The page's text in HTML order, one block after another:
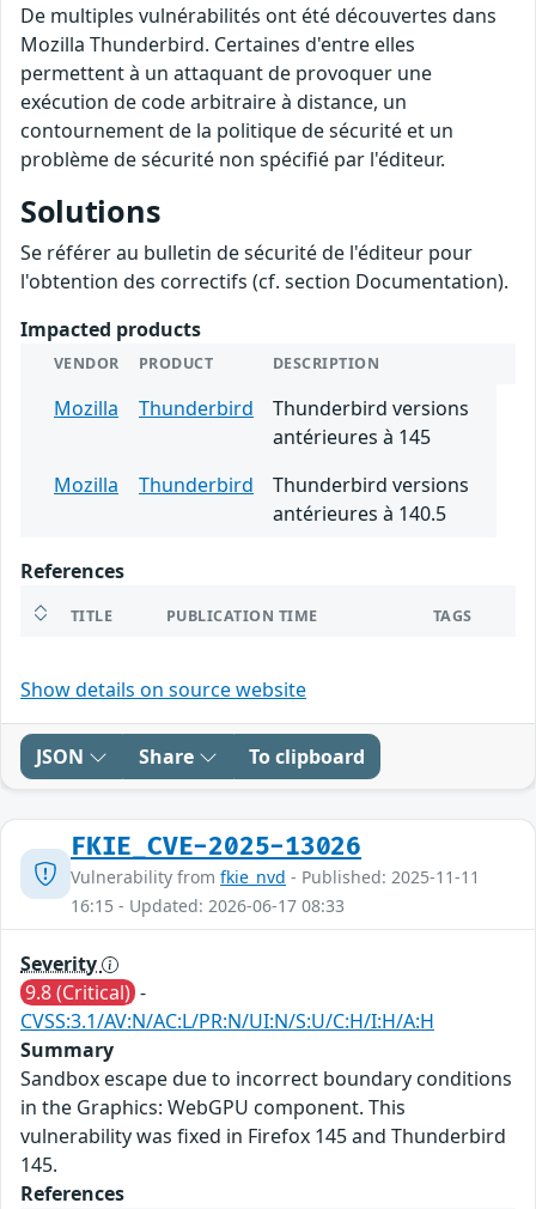
De multiples vulnérabilités ont été découvertes dans
Mozilla Thunderbird. Certaines d'entre elles
permettent à un attaquant de provoquer une
exécution de code arbitraire à distance, un
contournement de la politique de sécurité et un
problème de sécurité non spécifié par l'éditeur.
Solutions
Se référer au bulletin de sécurité de l'éditeur pour
l'obtention des correctifs (cf. section Documentation).
Impacted products
VENDOR PRODUCT DESCRIPTION
Mozilla Thunderbird
Thunderbird versions
antérieures à 145
Mozilla
Thunderbird
Thunderbird versions
antérieures à 140.5
References
TITLE PUBLICATION TIME TAGS
Show details on source website
JSON Share To clipboard
FKIE_CVE-2025-13026
Vulnerability from fkie_nvd - Published: 2025-11-11
16:15 - Updated: 2026-06-17 08:33
Severity
9.8 (Critical) -
CVSS:3.1/AV:N/AC:L/PR:N/UI:N/S:U/C:H/I:H/A:H
Summary
Sandbox escape due to incorrect boundary conditions
in the Graphics: WebGPU component. This
vulnerability was fixed in Firefox 145 and Thunderbird
145.
References